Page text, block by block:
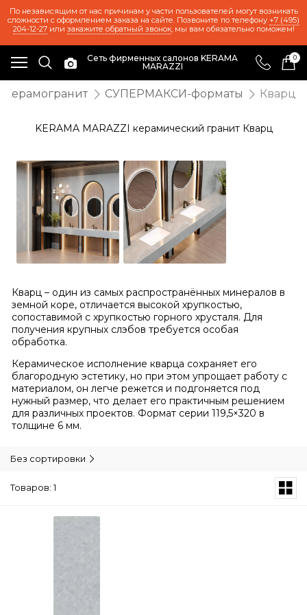
По независящим от нас причинам у части пользователей могут возникать
сложности с оформлением заказа на сайте. Позвоните по телефону +7 (495)
204-12-27или закажите обратный звонок, мы вам обязательно поможем!
Сеть фирменных салонов KERAMA
MARAZZI
0
Керамогранит СУПЕРМАКСИ-форматы Кварц
KERAMA MARAZZI керамический гранит Кварц
Кварц – один из самых распространённых минералов в
земной коре, отличается высокой хрупкостью,
сопоставимой с хрупкостью горного хрусталя. Для
получения крупных слэбов требуется особая
обработка.
Керамическое исполнение кварца сохраняет его
благородную эстетику, но при этом упрощает работу с
материалом, он легче режется и подгоняется под
нужный размер, что делает его практичным решением
для различных проектов. Формат серии 119,5×320 в
толщине 6 мм.
Без сортировки
Товаров: 1